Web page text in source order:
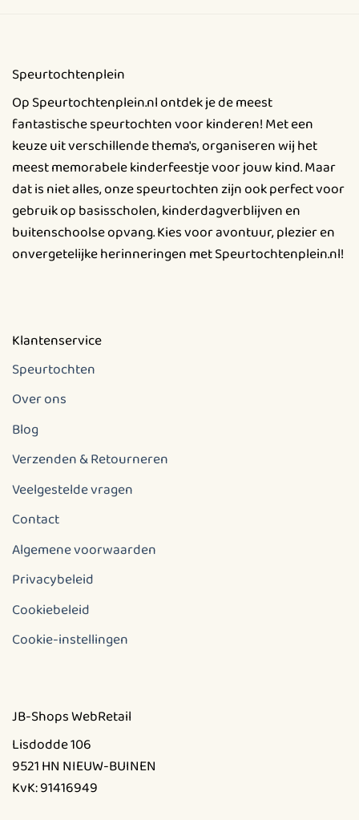
Speurtochtenplein
Op Speurtochtenplein.nl ontdek je de meest
fantastische speurtochten voor kinderen! Met een
keuze uit verschillende thema's, organiseren wij het
meest memorabele kinderfeestje voor jouw kind. Maar
dat is niet alles, onze speurtochten zijn ook perfect voor
gebruik op basisscholen, kinderdagverblijven en
buitenschoolse opvang. Kies voor avontuur, plezier en
onvergetelijke herinneringen met Speurtochtenplein.nl!
Klantenservice
Speurtochten
Over ons
Blog
Verzenden & Retourneren
Veelgestelde vragen
Contact
Algemene voorwaarden
Privacybeleid
Cookiebeleid
Cookie-instellingen
JB-Shops WebRetail
Lisdodde 106
9521 HN NIEUW-BUINEN
KvK: 91416949